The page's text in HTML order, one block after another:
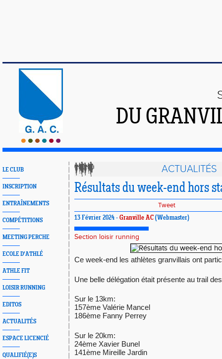
DU
LE CLUB
INSCRIPTION
ENTRAÎNEMENTS
COMPÉTITIONS
MEETING PERCHE
ECOLE D'ATHLÉ
ATHLE FIT
LOISIR RUNNING
EDITOS
ACTUALITÉS
ESPACE LICENCIÉ
QUALIFIÉ(E)S
ACTUALITÉS
Résultats du week-end hors
Tweet
13 Février 2024 - Granville AC (Webmaster)
Section loisir running
Ce week-end les athlètes granvillais ont
Une belle délégation était présente au trail
Sur le 13km:
157ème Valérie Mancel
186ème Fanny Perrey
Sur le 20km:
24ème Xavier Bunel
141ème Mireille Jardin